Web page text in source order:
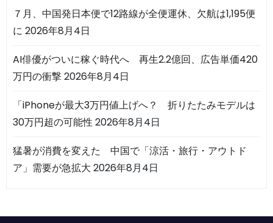
７月、中国発日本便で12路線が全便運休、欠航は1,195便
に 2026年8月4日
AI俳優がついに稼ぐ時代へ 再生2.2億回、広告単価420
万円の衝撃2026年8月4日
「iPhoneが最大3万円値上げへ？ 折りたたみモデルは
30万円超の可能性2026年8月4日
猛暑が消費を変えた 中国で「涼活・旅行・アウトド
ア」需要が急拡大 2026年8月4日